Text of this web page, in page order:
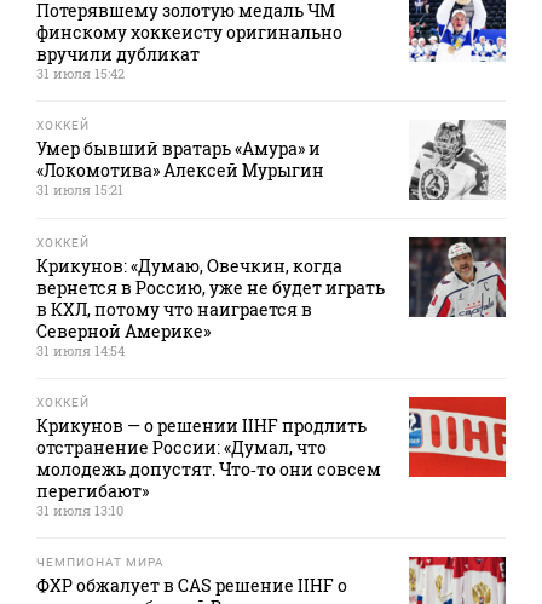
Потерявшему золотую медаль ЧМ
финскому хоккеисту оригинально
вручили дубликат
31 июля 15:42
ХОККЕЙ
Умер бывший вратарь «Амура» и
«Локомотива» Алексей Мурыгин
31 июля 15:21
ХОККЕЙ
Крикунов: «Думаю, Овечкин, когда
вернется в Россию, уже не будет играть
в КХЛ, потому что наиграется в
Северной Америке»
31 июля 14:54
ХОККЕЙ
Крикунов — о решении IIHF продлить
отстранение России: «Думал, что
молодежь допустят. Что‑то они совсем
перегибают»
31 июля 13:10
ЧЕМПИОНАТ МИРА
ФХР обжалует в CAS решение IIHF о